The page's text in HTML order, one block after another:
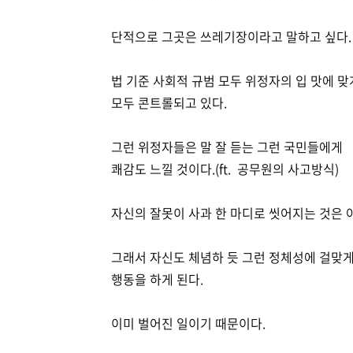
단적으로 그곳은 쓰레기장이라고 말하고 싶다.
법 기준 사회적 규범 모두 위정자의 입 맛에 맞
모두 콘트롤되고 있다.
그런 위정자들은 말 잘 듣는 그런 국민들에게
쾌감도 느낄 것이다.(ft. 공무원의 사고방식)
자신의 잘못이 사과 한 마디로 씻어지는 것은
그래서 자신도 체념하 듯 그런 정체성에 걸맞게
행동을 하게 된다.
이미 벌어진 일이기 때문이다.